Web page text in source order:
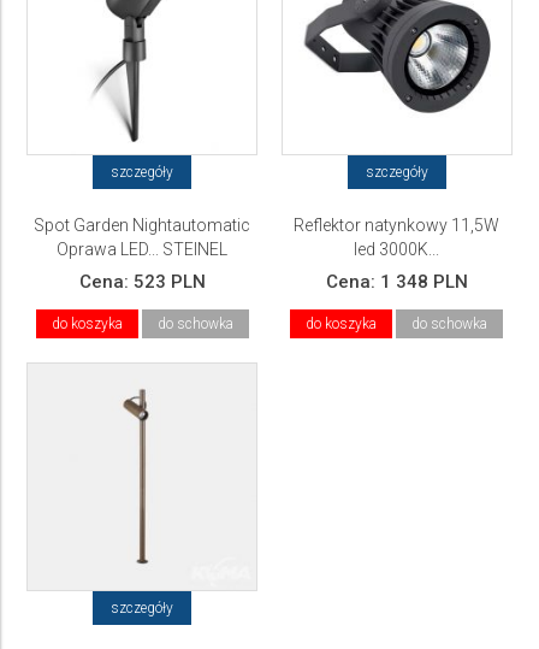
szczegóły
Spot Garden Nightautomatic
Oprawa LED... STEINEL
Cena: 523 PLN
do koszyka do schowka
szczegóły
Reflektor natynkowy 11,5W
led 3000K...
Cena: 1 348 PLN
do koszyka do schowka
szczegóły